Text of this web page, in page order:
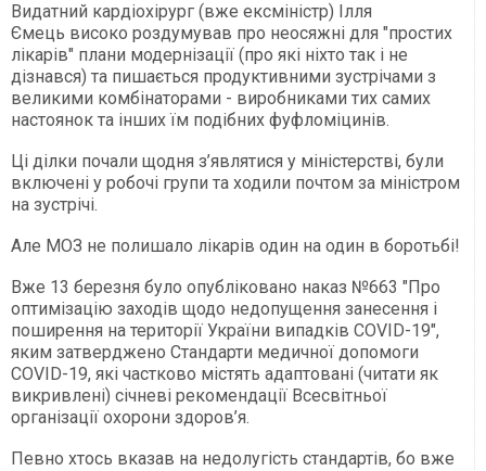
Видатний кардіохірург (вже ексміністр) Ілля
Ємець високо роздумував про неосяжні для "простих
лікарів" плани модернізації (про які ніхто так і не
дізнався) та пишається продуктивними зустрічами з
великими комбінаторами - виробниками тих самих
настоянок та інших їм подібних фуфломіцинів.
Ці ділки почали щодня з’являтися у міністерстві, були
включені у робочі групи та ходили почтом за міністром
на зустрічі.
Але МОЗ не полишало лікарів один на один в боротьбі!
Вже 13 березня було опубліковано наказ №663 "Про
оптимізацію заходів щодо недопущення занесення і
поширення на території України випадків COVID-19",
яким затверджено Стандарти медичної допомоги
COVID-19, які частково містять адаптовані (читати як
викривлені) січневі рекомендації Всесвітньої
організації охорони здоров’я.
Певно хтось вказав на недолугість стандартів, бо вже